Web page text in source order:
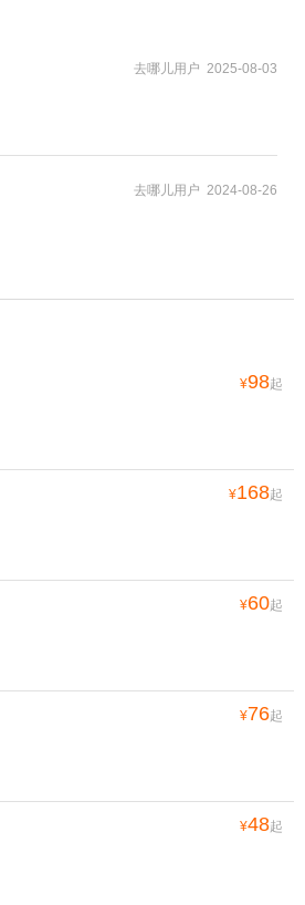
去哪儿用户 2025-08-03
去哪儿用户 2024-08-26
¥98起
¥168起
¥60起
¥76起
¥48起